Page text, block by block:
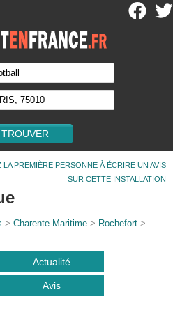
LA PREMIÈRE PERSONNE À ÉCRIRE UN AVIS
SUR CETTE INSTALLATION
>Charente-Maritime > Rochefort >
Actualité
Avis